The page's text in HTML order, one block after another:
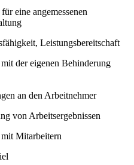
eine angemessenen
Leistungsbereitschaft
der eigenen Behinderung
an den Arbeitnehmer
von Arbeitsergebnissen
Mitarbeitern